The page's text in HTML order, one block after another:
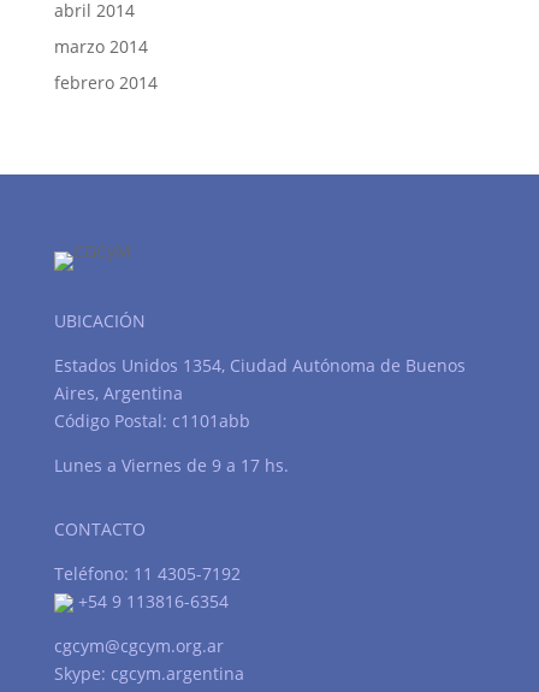
abril 2014
marzo 2014
febrero 2014
UBICACIÓN
Estados Unidos 1354, Ciudad Autónoma de Buenos
Aires, Argentina
Código Postal: c1101abb
Lunes a Viernes de 9 a 17 hs.
CONTACTO
Teléfono: 11 4305-7192
+54 9 113816-6354
cgcym@cgcym.org.ar
Skype: cgcym.argentina